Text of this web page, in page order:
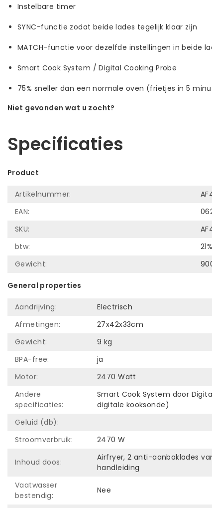
Instelbare timer
SYNC-functie zodat beide lades tegelijk klaar zijn
MATCH-functie voor dezelfde instellingen in beide
Smart Cook System / Digital Cooking Probe
75% sneller dan een normale oven (frietjes in 5
Niet gevonden wat u zocht?
Specificaties
Product
Artikelnummer:
EAN:
SKU:
btw:
21%
Gewicht:
General properties
Aandrijving:
Electrisch
Afmetingen:
27x42x33cm
Gewicht:
9 kg
BPA-free:
ja
Motor:
2470 Watt
Andere
specificaties:
Smart Cook System door
digitale kooksonde)
Geluid (db):
Stroomverbruik:
2470 W
Inhoud doos:
Airfryer, 2 anti-aanbaklades
handleiding
Vaatwasser
bestendig:
Nee